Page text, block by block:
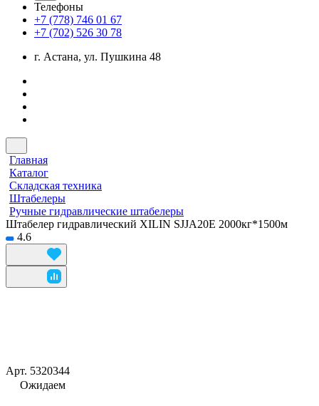
Телефоны
+7 (778) 746 01 67
+7 (702) 526 30 78
г. Астана, ул. Пушкина 48
Главная
Каталог
Складская техника
Штабелеры
Ручные гидравлические штабелеры
Штабелер гидравлический XILIN SJJA20E 2000кг*1500м
4.6
Арт. 5320344
Ожидаем